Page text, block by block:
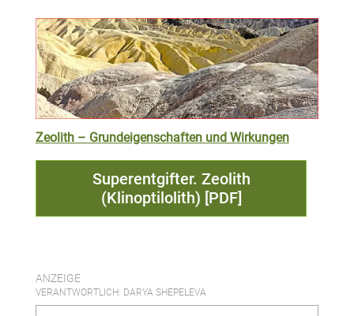
Zeolith – Grundeigenschaften und Wirkungen
Superentgifter. Zeolith
(Klinoptilolith) [PDF]
ANZEIGE
VERANTWORTLICH: DARYA SHEPELEVA